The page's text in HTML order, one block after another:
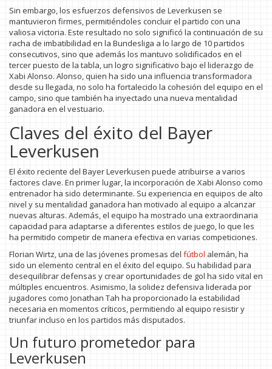
Sin embargo, los esfuerzos defensivos de Leverkusen se
mantuvieron firmes, permitiéndoles concluir el partido con una
valiosa victoria. Este resultado no solo significó la continuación de su
racha de imbatibilidad en la Bundesliga a lo largo de 10 partidos
consecutivos, sino que además los mantuvo solidificados en el
tercer puesto de la tabla, un logro significativo bajo el liderazgo de
Xabi Alonso. Alonso, quien ha sido una influencia transformadora
desde su llegada, no solo ha fortalecido la cohesión del equipo en el
campo, sino que también ha inyectado una nueva mentalidad
ganadora en el vestuario.
Claves del éxito del Bayer
Leverkusen
El éxito reciente del Bayer Leverkusen puede atribuirse a varios
factores clave. En primer lugar, la incorporación de Xabi Alonso como
entrenador ha sido determinante. Su experiencia en equipos de alto
nivel y su mentalidad ganadora han motivado al equipo a alcanzar
nuevas alturas. Además, el equipo ha mostrado una extraordinaria
capacidad para adaptarse a diferentes estilos de juego, lo que les
ha permitido competir de manera efectiva en varias competiciones.
Florian Wirtz, una de las jóvenes promesas del fútbol alemán, ha
sido un elemento central en el éxito del equipo. Su habilidad para
desequilibrar defensas y crear oportunidades de gol ha sido vital en
múltiples encuentros. Asimismo, la solidez defensiva liderada por
jugadores como Jonathan Tah ha proporcionado la estabilidad
necesaria en momentos críticos, permitiendo al equipo resistir y
triunfar incluso en los partidos más disputados.
Un futuro prometedor para
Leverkusen